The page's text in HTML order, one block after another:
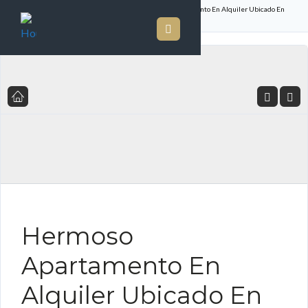
Hermoso Apartamento En Alquiler Ubicado En
The Ocean Club
Hermoso
Apartamento En
Alquiler Ubicado En